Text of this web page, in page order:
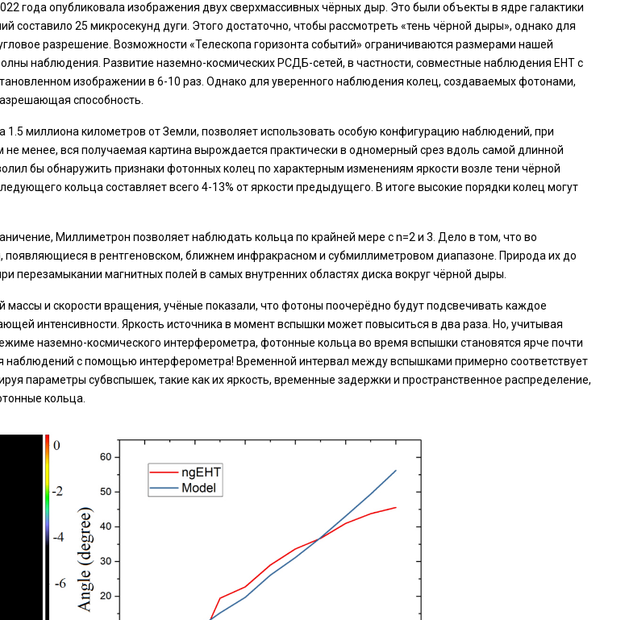
года опубликовала изображения двух сверхмассивных чёрных дыр. Это были объекты в ядре галактики
составило 25 микросекунд дуги. Этого достаточно, чтобы рассмотреть «тень чёрной дыры», однако для
разрешение. Возможности «Телескопа горизонта событий» ограничиваются размерами нашей
наблюдения. Развитие наземно-космических РСДБ-сетей, в частности, совместные наблюдения EHT с
изображении в 6-10 раз. Однако для уверенного наблюдения колец, создаваемых фотонами,
способность.
миллиона километров от Земли, позволяет использовать особую конфигурацию наблюдений, при
менее, вся получаемая картина вырождается практически в одномерный срез вдоль самой длинной
бы обнаружить признаки фотонных колец по характерным изменениям яркости возле тени чёрной
кольца составляет всего 4-13% от яркости предыдущего. В итоге высокие порядки колец могут
Миллиметрон позволяет наблюдать кольца по крайней мере с n=2 и 3. Дело в том, что во
появляющиеся в рентгеновском, ближнем инфракрасном и субмиллиметровом диапазоне. Природа их до
перезамыкании магнитных полей в самых внутренних областях диска вокруг чёрной дыры.
и скорости вращения, учёные показали, что фотоны поочерёдно будут подсвечивать каждое
интенсивности. Яркость источника в момент вспышки может повыситься в два раза. Но, учитывая
наземно-космического интерферометра, фотонные кольца во время вспышки становятся ярче почти
с помощью интерферометра! Временной интервал между вспышками примерно соответствует
параметры субвспышек, такие как их яркость, временные задержки и пространственное распределение,
кольца.